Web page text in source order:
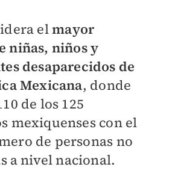
elmayor
niñas, niños y
desaparecidos de
Mexicana, donde
de los 125
mexiquenses con el
de personas no
a nivel nacional.